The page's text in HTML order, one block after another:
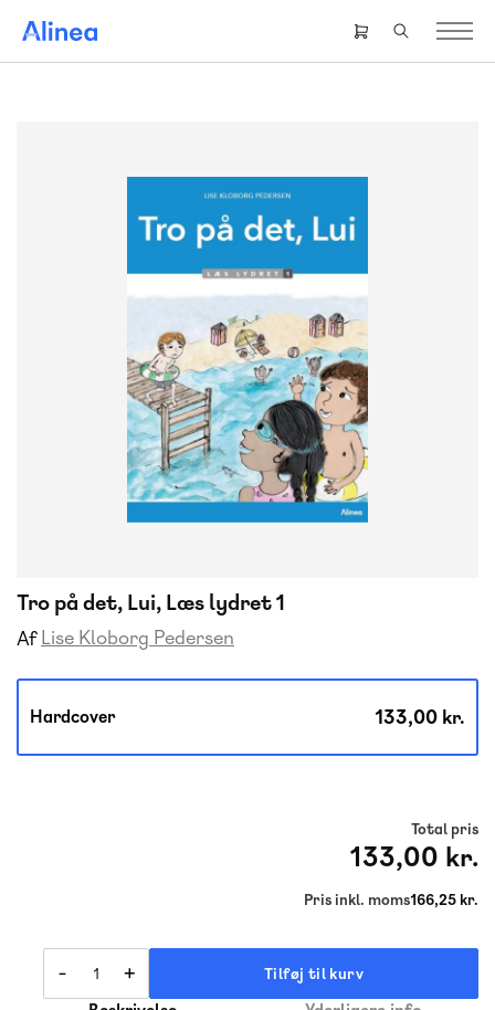
hovedindhold
Header
right
Tro på det, Lui, Læs lydret 1
Af Lise Kloborg Pedersen
Hardcover 133,00 kr.
Total pris
133,00 kr.
Pris inkl. moms166,25 kr.
- + Tilføj til kurv